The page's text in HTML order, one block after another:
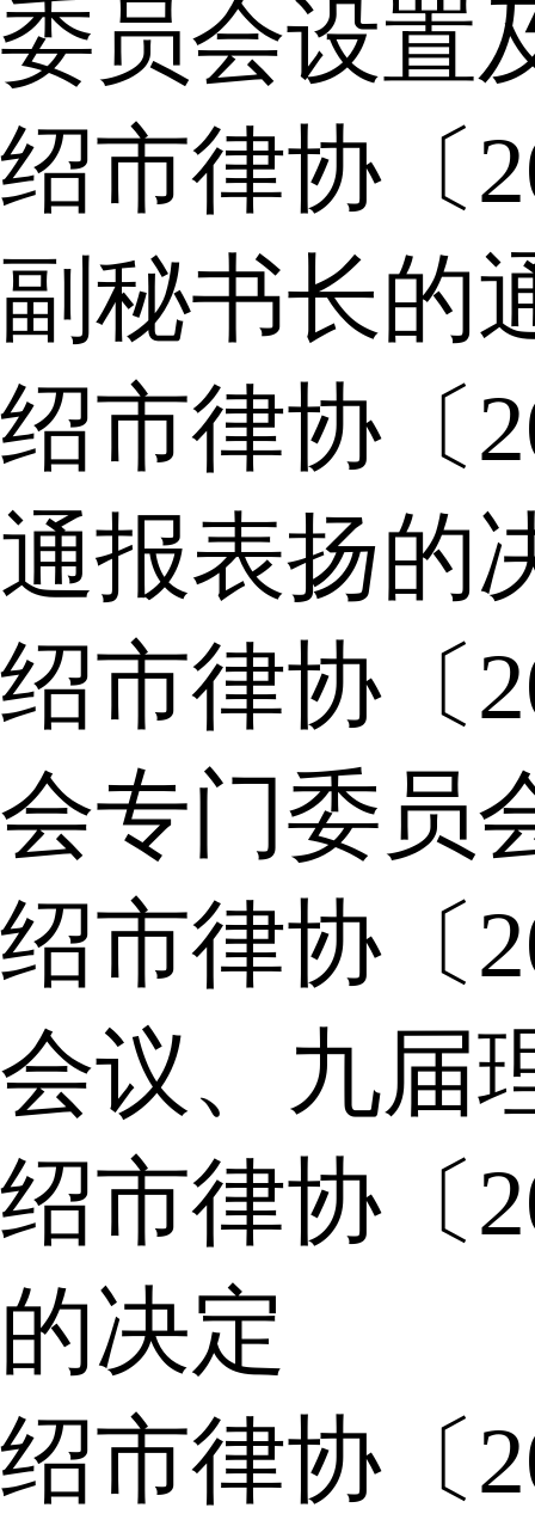
委员会设置
绍市律协〔
副秘书长的
绍市律协〔
通报表扬的
绍市律协〔
会专门委员
绍市律协〔
会议、九届
绍市律协〔
的决定
绍市律协〔